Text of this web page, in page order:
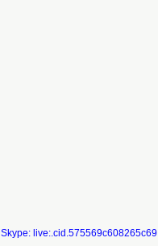
Skype: live:.cid.575569c608265c69